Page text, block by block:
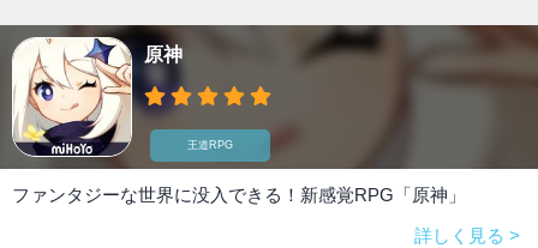
原神
王道RPG
ファンタジーな世界に没入できる！新感覚RPG「原神」
詳しく見る >